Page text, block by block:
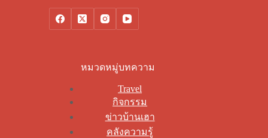
หมวดหมู่บทความ
Travel
กิจกรรม
ข่าวบ้านเฮา
คลังความรู้